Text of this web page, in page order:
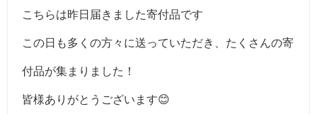
こちらは昨日届きました寄付品です
この日も多くの方々に送っていただき、たくさんの寄
付品が集まりました！
皆様ありがとうございます😊